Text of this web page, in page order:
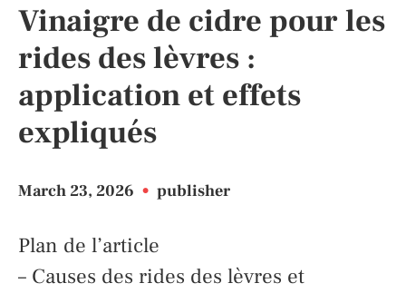
Vinaigre de cidre pour les
rides des lèvres :
application et effets
expliqués
March 23, 2026 • publisher
Plan de l’article
– Causes des rides des lèvres et